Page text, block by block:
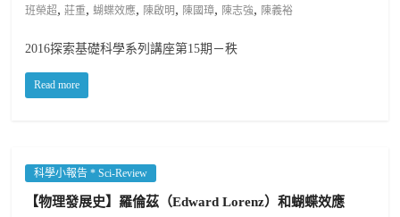
班榮超,莊重, 蝴蝶效應, 陳啟明, 陳國璋, 陳志強, 陳義裕
2016探索基礎科學系列講座第15期－秩
Read more
科學小報告 * Sci-Review
【物理發展史】羅倫茲（Edward Lorenz）和蝴蝶效應